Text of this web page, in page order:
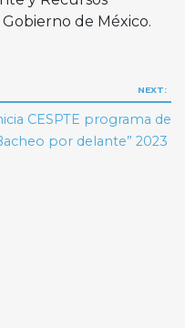
de México.
NEXT:
CESPTE programa de
por delante” 2023